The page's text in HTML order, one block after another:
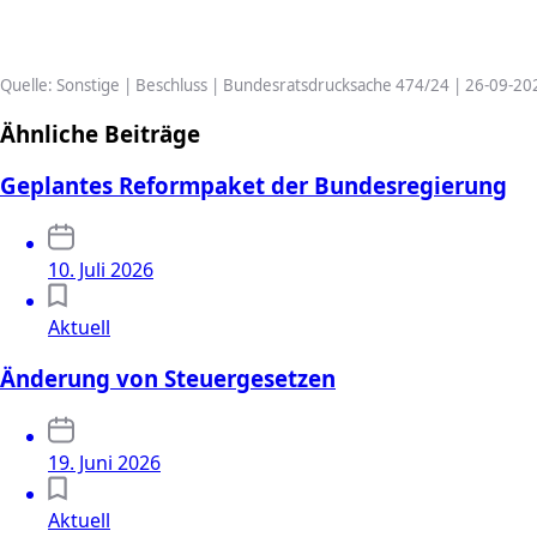
Quelle: Sonstige | Beschluss | Bundesratsdrucksache 474/24 | 26-09-
Ähnliche Beiträge
Geplantes Reformpaket der Bundesregierung
10. Juli 2026
Aktuell
Änderung von Steuergesetzen
19. Juni 2026
Aktuell